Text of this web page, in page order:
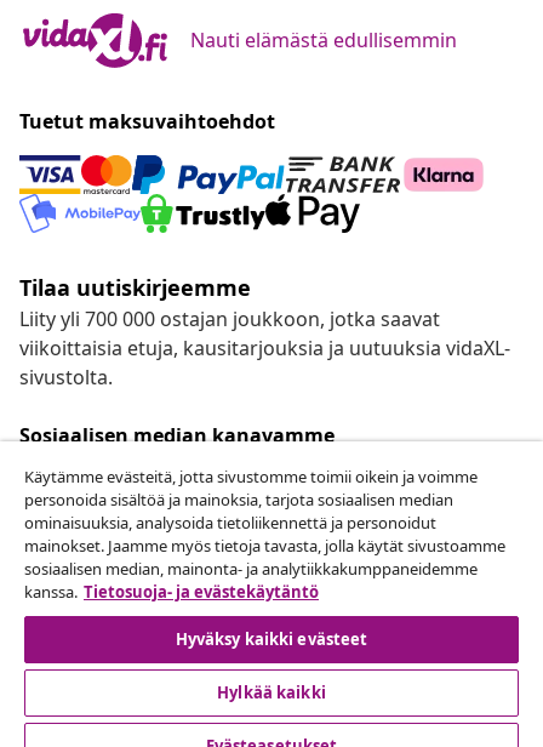
Nauti elämästä edullisemmin
Tuetut maksuvaihtoehdot
Tilaa uutiskirjeemme
Liity yli 700 000 ostajan joukkoon, jotka saavat
viikoittaisia etuja, kausitarjouksia ja uutuuksia vidaXL-
sivustolta.
Sosiaalisen median kanavamme
Peruuta tilaus
Lähetä tilauksen peruutuspyyntö.
Peruuta tilaus
Käytämme evästeitä, jotta sivustomme toimii oikein ja voimme
personoida sisältöä ja mainoksia, tarjota sosiaalisen median
ominaisuuksia, analysoida tietoliikennettä ja personoidut
mainokset. Jaamme myös tietoja tavasta, jolla käytät sivustoamme
sosiaalisen median, mainonta- ja analytiikkakumppaneidemme
kanssa. Tietosuoja- ja evästekäytäntö
Hyväksy kaikki evästeet
Hylkää kaikki